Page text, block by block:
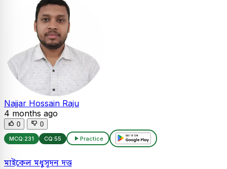
Najjar Hossain Raju
4 months ago
0 0
MCQ:231 CQ:55 Practice
মাইকেল মধুসূদন দত্ত